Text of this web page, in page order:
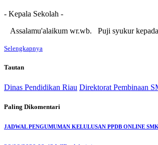
- Kepala Sekolah -
Assalamu'alaikum wr.wb. Puji syukur
Selengkapnya
Tautan
Dinas Pendidikan Riau Direktorat Pembinaan
Paling Dikomentari
JADWAL PENGUMUMAN KELULUSAN PPDB ONLINE